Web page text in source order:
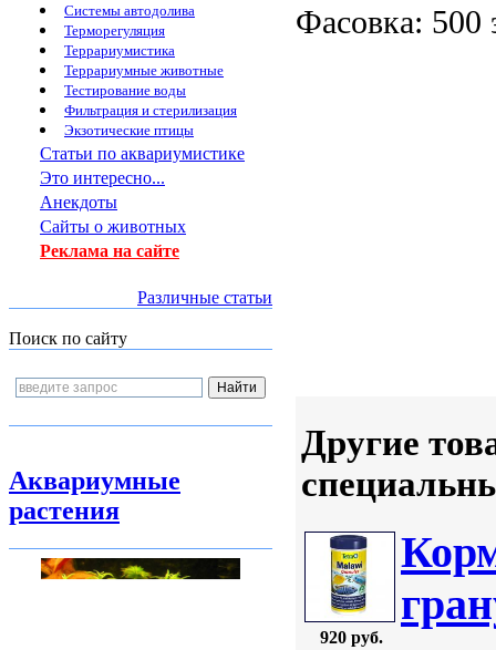
Системы автодолива
Терморегуляция
Террариумистика
Террариумные животные
Тестирование воды
Фильтрация и стерилизация
Экзотические птицы
Статьи по аквариумистике
Это интересно...
Анекдоты
Сайты о животных
Реклама на сайте
Различные статьи
Поиск по сайту
Аквариумные
растения
Фасовка: 500
Другие
920 руб.